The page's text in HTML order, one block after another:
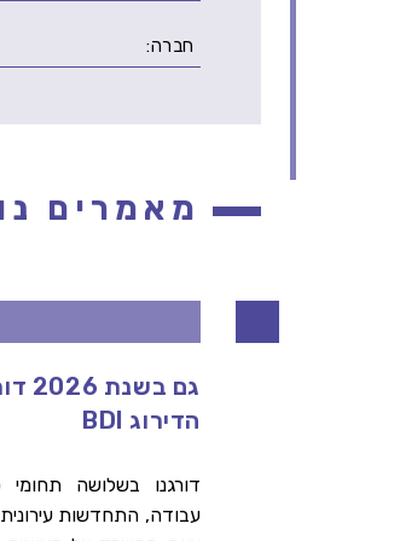
מאמרים
גם
הדירוג BDI
דורגנו בשלושה תחומי
עבודה, התחדשות